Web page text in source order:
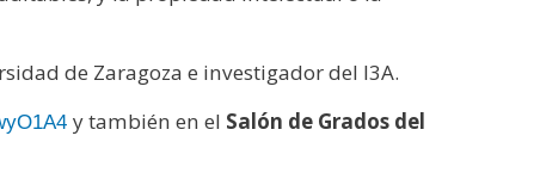
de Zaragoza e investigador del I3A.
y también en el Salón de Grados del